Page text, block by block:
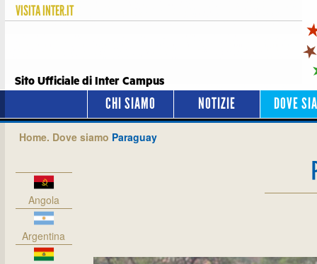
VISITAINTER.IT
Sito Ufficiale di Inter Campus
CHI SIAMO NOTIZIE DOVE
Home. Dove siamo Paraguay
Angola
Argentina